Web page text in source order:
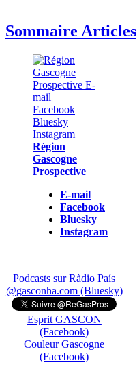
Sommaire Articles
Région
Gascogne
Prospective
E-mail
Facebook
Bluesky
Instagram
Podcasts sur Ràdio País
@gasconha.com (Bluesky)
Esprit GASCON
(Facebook)
Couleur Gascogne
(Facebook)